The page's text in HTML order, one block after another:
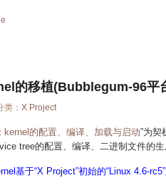
的移植(Bubblegum-96平
： X Project
kernel的配置、编译、加载与启动”为契
tree的配置、编译、二进制文件的生
基于“X Project”初始的“Linux 4.6-rc5